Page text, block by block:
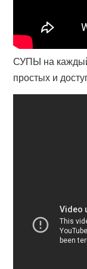
СУПЫ на
простых и